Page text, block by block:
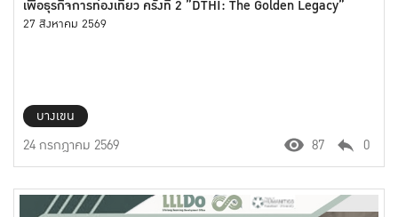
เพื่อธุรกิจการท่องเที่ยว ครั้งที่ 2 ”DTHI: The Golden Legacy”
27 สิงหาคม 2569
บางเขน
24 กรกฎาคม 2569
87 0